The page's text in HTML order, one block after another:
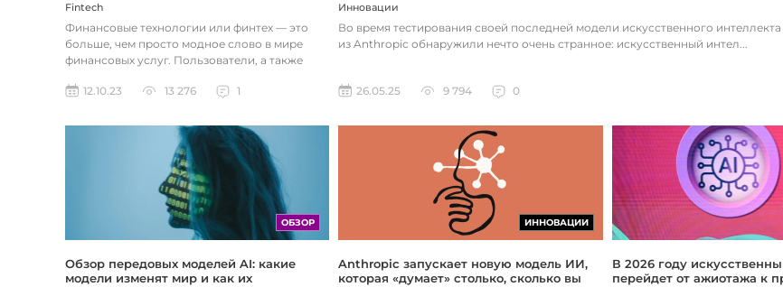
Fintech
Финансовые технологии или финтех — это
больше, чем просто модное слово в мире
финансовых услуг. Пользователи, а также
12.10.23
13 276 1
Инновации
Во время тестирования своей последней модели искусственного
из Anthropic обнаружили нечто очень странное: искусственный интел...
26.05.25 9 794 0
ОБЗОР
Обзор передовых моделей AI: какие
модели изменят мир и как их
ИННОВАЦИИ
Anthropic запускает новую модель ИИ,
которая «думает» столько, сколько вы
В 2026 году
перейдет от ажиотажа к